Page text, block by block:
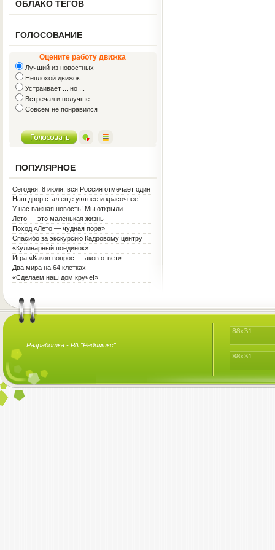
ОБЛАКО ТЕГОВ
ГОЛОСОВАНИЕ
Оцените работу движка
Лучший из новостных
Неплохой движок
Устраивает ... но ...
Встречал и получше
Совсем не понравился
ПОПУЛЯРНОЕ
Сегодня, 8 июля, вся Россия отмечает один
из самых светлых праздников — День
семьи, любви и верности!
Наш двор стал еще уютнее и красочнее!
У нас важная новость! Мы открыли
Социальную гостиную.
Лето — это маленькая жизнь
Поход «Лето — чудная пора»
Спасибо за экскурсию Кадровому центру
«Кулинарный поединок»
Игра «Каков вопрос – таков ответ»
Два мира на 64 клетках
«Сделаем наш дом круче!»
Разработка - РА "Редимикс"